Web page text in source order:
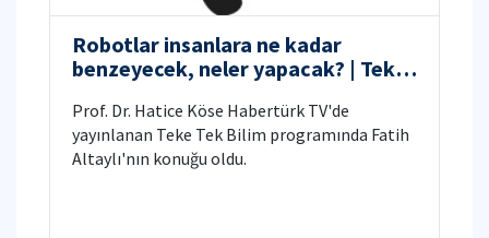
Robotlar insanlara ne kadar
benzeyecek, neler yapacak? | Teke
Prof. Dr. Hatice Köse Habertürk TV'de
yayınlanan Teke Tek Bilim programında Fatih
Altaylı'nın konuğu oldu.